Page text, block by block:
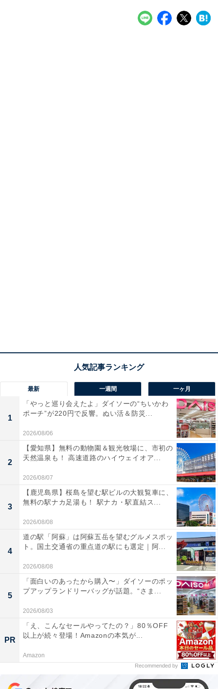
最新 一週間 一ヶ月
1
「やっと巡り会えたよ」ダイソーの“ちいかわ
ポーチ”が220円で反響。ぬい活＆防災...
2026/08/06
2
【愛知県】無料の動物園＆観光牧場に、市初の
天然温泉も！ 高速道路のハイウェイオア...
2026/08/07
3
【鹿児島県】桜島を望む駅ビルの大観覧車に、
無料の駅ナカ足湯も！ 駅ナカ・駅直結ス...
2026/08/08
4
道の駅「阿蘇」は阿蘇五岳を望むグルメスポッ
ト。国土交通省の重点道の駅にも選定｜阿...
2026/08/08
5
「面白いのあったから購入〜」ダイソーのポッ
プアップランドリーバッグが話題。“さま...
2026/08/03
PR
「え、こんなセールやってたの？」80％OFF
以上が続々登場！Amazonの本気が...
Amazon
Recommended by